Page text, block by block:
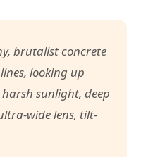
brutalist concrete
looking up
sunlight, deep
wide lens, tilt-